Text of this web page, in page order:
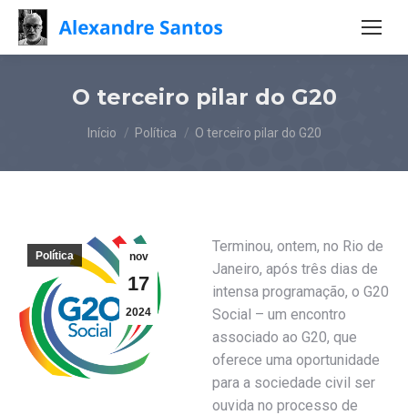
O terceiro pilar do G20
Você está aqui:
Início Política O terceiro pilar do G20
nov
17
2024
Política
Terminou, ontem, no Rio de
Janeiro, após três dias de
intensa programação, o G20
Social – um encontro
associado ao G20, que
oferece uma oportunidade
para a sociedade civil ser
ouvida no processo de